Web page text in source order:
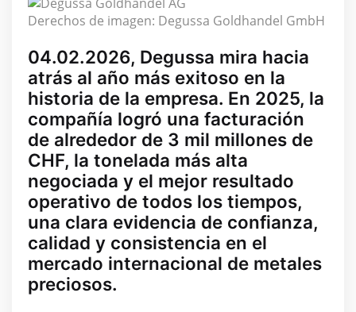
Derechos de imagen: Degussa Goldhandel GmbH
04.02.2026, Degussa mira hacia
atrás al año más exitoso en la
historia de la empresa. En 2025, la
compañía logró una facturación
de alrededor de 3 mil millones de
CHF, la tonelada más alta
negociada y el mejor resultado
operativo de todos los tiempos,
una clara evidencia de confianza,
calidad y consistencia en el
mercado internacional de metales
preciosos.